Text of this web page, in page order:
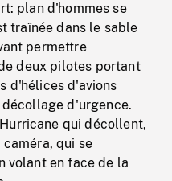
plan d'hommes se
traînée dans le sable
permettre
deux pilotes portant
d'hélices d'avions
d'urgence.
qui décollent,
qui se
volant en face de la